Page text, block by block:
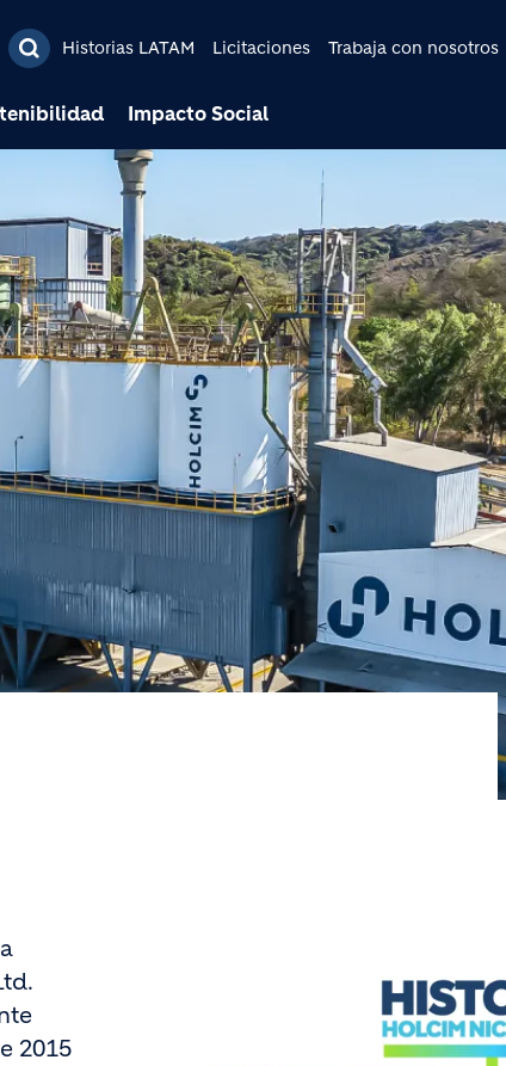
Historias LATAM Licitaciones Trabaja con nosotros
Impacto Social
2015